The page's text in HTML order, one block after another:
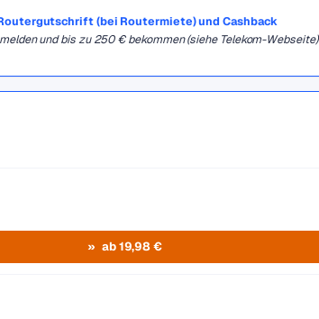
(bei Routermiete) und Cashback
und bis zu 250 € bekommen (siehe Telekom-Webseite)
ab 19,98 €